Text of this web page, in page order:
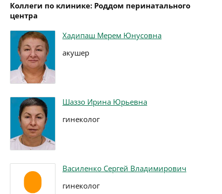
Коллеги по клинике: Роддом перинатального
центра
Хадипаш Мерем Юнусовна
акушер
Шаззо Ирина Юрьевна
гинеколог
Василенко Сергей Владимирович
гинеколог